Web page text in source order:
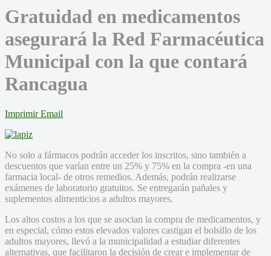
Gratuidad en medicamentos
asegurará la Red Farmacéutica
Municipal con la que contará
Rancagua
Imprimir Email
No solo a fármacos podrán acceder los inscritos, sino también a
descuentos que varían entre un 25% y 75% en la compra -en una
farmacia local- de otros remedios. Además, podrán realizarse
exámenes de laboratorio gratuitos. Se entregarán pañales y
suplementos alimenticios a adultos mayores.
Los altos costos a los que se asocian la compra de medicamentos, y
en especial, cómo estos elevados valores castigan el bolsillo de los
adultos mayores, llevó a la municipalidad a estudiar diferentes
alternativas, que facilitaron la decisión de crear e implementar de